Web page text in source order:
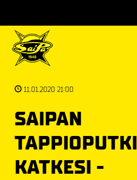
11.01.2020 21:00
SAIPAN
TAPPIOPUTKI
KATKESI -